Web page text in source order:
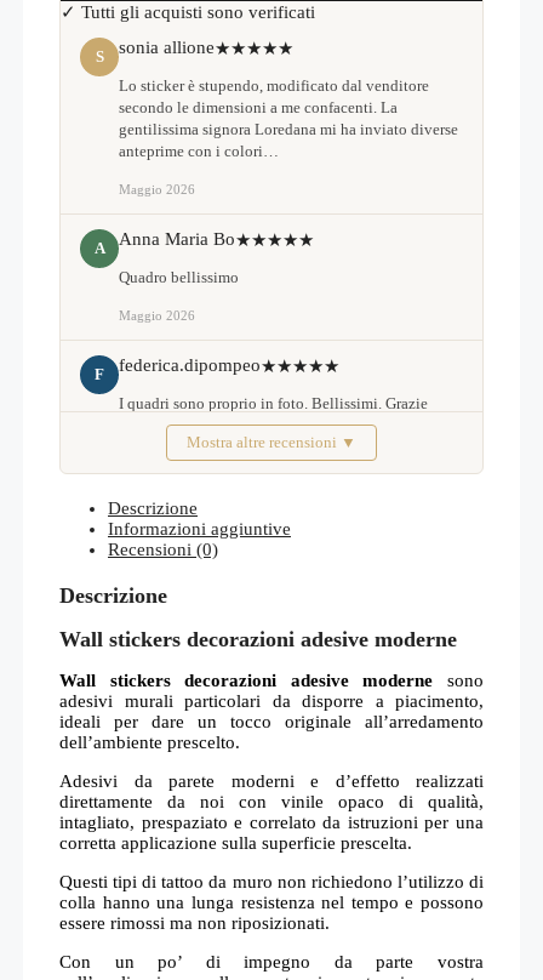
✓ Tutti gli acquisti sono verificati
S sonia allione★★★★★
Lo sticker è stupendo, modificato dal venditore
secondo le dimensioni a me confacenti. La
gentilissima signora Loredana mi ha inviato diverse
anteprime con i colori…
Maggio 2026
A Anna Maria Bo★★★★★
Quadro bellissimo
Maggio 2026
F federica.dipompeo★★★★★
I quadri sono proprio in foto. Bellissimi. Grazie
Febbraio 2026Mostra altre recensioni ▼
Descrizione
Informazioni aggiuntive
Recensioni (0)
Descrizione
Wall stickers decorazioni adesive moderne
Wall stickers decorazioni adesive moderne sono
adesivi murali particolari da disporre a piacimento,
ideali per dare un tocco originale all’arredamento
dell’ambiente prescelto.
Adesivi da parete moderni e d’effetto realizzati
direttamente da noi con vinile opaco di qualità,
intagliato, prespaziato e correlato da istruzioni per una
corretta applicazione sulla superficie prescelta.
Questi tipi di tattoo da muro non richiedono l’utilizzo di
colla hanno una lunga resistenza nel tempo e possono
essere rimossi ma non riposizionati.
Con un po’ di impegno da parte vostra